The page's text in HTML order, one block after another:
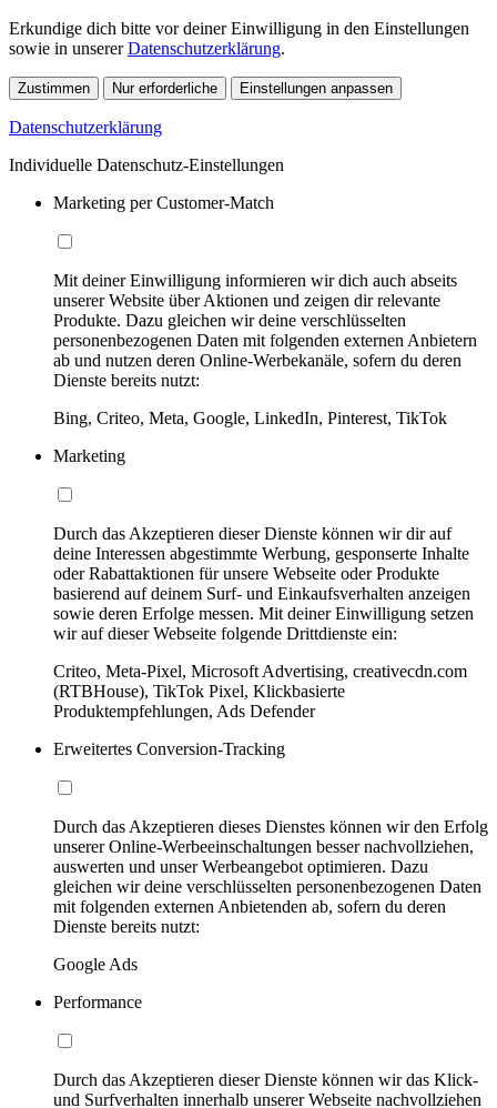
Erkundige dich bitte vor deiner Einwilligung in den Einstellungen
sowie in unsererDatenschutzerklärung.
Zustimmen Nur erforderliche Einstellungen anpassen
Datenschutzerklärung
Individuelle Datenschutz-Einstellungen
Marketing per Customer-Match
Mit deiner Einwilligung informieren wir dich auch abseits
unserer Website über Aktionen und zeigen dir relevante
Produkte. Dazu gleichen wir deine verschlüsselten
personenbezogenen Daten mit folgenden externen Anbietern
ab und nutzen deren Online-Werbekanäle, sofern du deren
Dienste bereits nutzt:
Bing, Criteo, Meta, Google, LinkedIn, Pinterest, TikTok
Marketing
Durch das Akzeptieren dieser Dienste können wir dir auf
deine Interessen abgestimmte Werbung, gesponserte Inhalte
oder Rabattaktionen für unsere Webseite oder Produkte
basierend auf deinem Surf- und Einkaufsverhalten anzeigen
sowie deren Erfolge messen. Mit deiner Einwilligung setzen
wir auf dieser Webseite folgende Drittdienste ein:
Criteo, Meta-Pixel, Microsoft Advertising, creativecdn.com
(RTBHouse), TikTok Pixel, Klickbasierte
Produktempfehlungen, Ads Defender
Erweitertes Conversion-Tracking
Durch das Akzeptieren dieses Dienstes können wir den Erfolg
unserer Online-Werbeeinschaltungen besser nachvollziehen,
auswerten und unser Werbeangebot optimieren. Dazu
gleichen wir deine verschlüsselten personenbezogenen Daten
mit folgenden externen Anbietenden ab, sofern du deren
Dienste bereits nutzt:
Google Ads
Performance
Durch das Akzeptieren dieser Dienste können wir das Klick-
und Surfverhalten innerhalb unserer Webseite nachvollziehen